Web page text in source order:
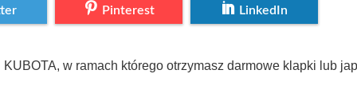
Pinterest LinkedIn
w ramach którego otrzymasz darmowe klapki lub